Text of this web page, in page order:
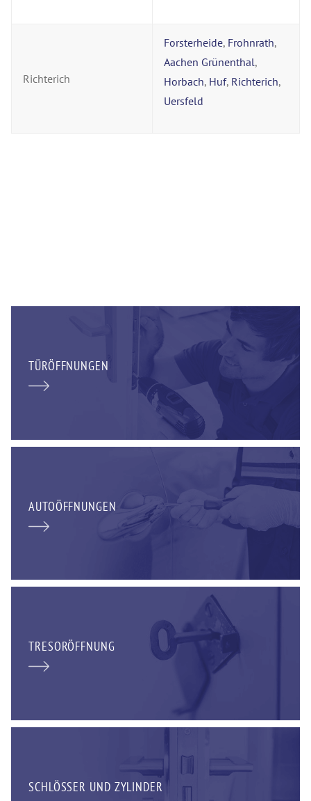
Richterich
Forsterheide, Frohnrath,
Aachen Grünenthal,
Horbach, Huf, Richterich,
Uersfeld
TÜRÖFFNUNGEN
AUTOÖFFNUNGEN
TRESORÖFFNUNG
SCHLÖSSER UND ZYLINDER